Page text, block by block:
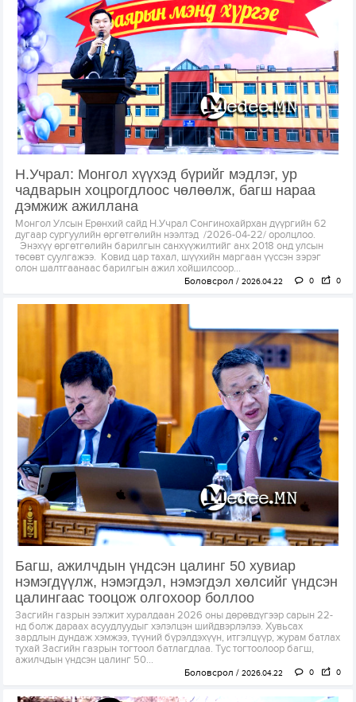
Н.Учрал: Монгол хүүхэд бүрийг мэдлэг, ур
чадварын хоцрогдлоос чөлөөлж, багш нараа
дэмжиж ажиллана
Монгол Улсын Ерөнхий сайд Н.Учрал Сонгинохайрхан дүүргийн 62
дугаар сургуулийн өргөтгөлийн нээлтэд /2026-04-22/ оролцлоо.
Энэхүү өргөтгөлийн барилгын санхүүжилтийг анх 2018 онд улсын
төсөвт суулгажээ. Ковид цар тахал, шүүхийн маргаан үүссэн зэрэг
олон шалтгаанаас барилгын ажил хойшилсоор...
Боловсрол 2026.04.22 0 0
Багш, ажилчдын үндсэн цалинг 50 хувиар
нэмэгдүүлж, нэмэгдэл, нэмэгдэл хөлсийг үндсэн
цалингаас тооцож олгохоор боллоо
Засгийн газрын ээлжит хуралдаан 2026 оны дөрөвдүгээр сарын 22-
нд болж дараах асуудлуудыг хэлэлцэн шийдвэрлэлээ. Хувьсах
зардлын дундаж хэмжээ, түүний бүрэлдэхүүн, итгэлцүүр, журам батлах
тухай Засгийн газрын тогтоол батлагдлаа. Тус тогтоолоор багш,
ажилчдын үндсэн цалинг 50...
Боловсрол 2026.04.22 0 0